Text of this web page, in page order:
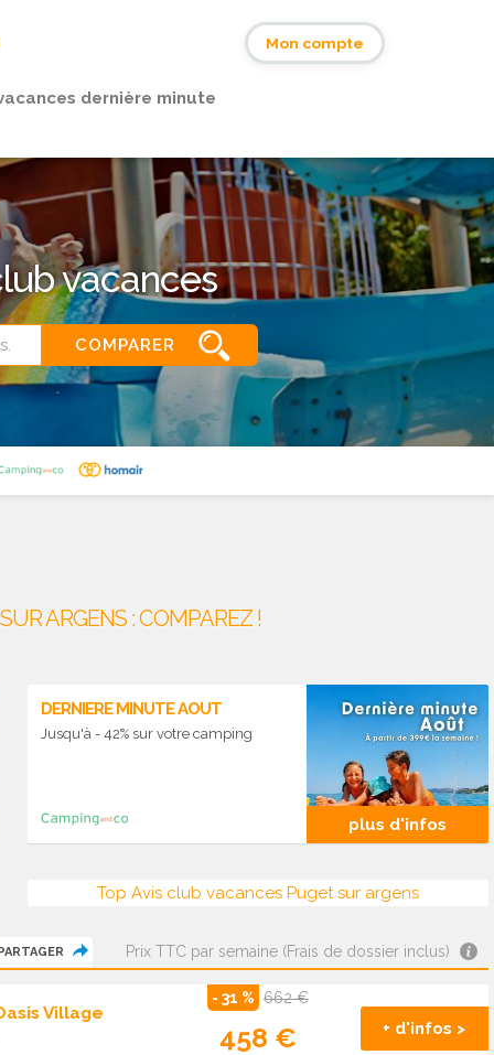
Mon compte
dernière minute
vacances
COMPARER
ARGENS : COMPAREZ !
DERNIERE MINUTE AOUT
Jusqu'à - 42% sur votre camping
plus d'infos
Top Avis club vacances Puget sur argens
Prix TTC par semaine (Frais de dossier inclus)
Village
- 31 % 662 €
458 € + d'infos >